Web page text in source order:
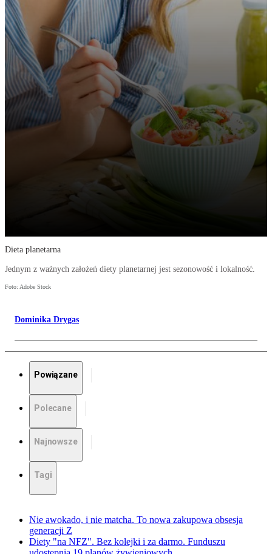
Dieta planetarna
Jednym z ważnych założeń diety planetarnej jest sezonowość i lokalność.
Foto: Adobe Stock
Dominika Drygas
Powiązane
Polecane
Najnowsze
Tagi
Nie awokado, i nie matcha. To nowa zakupowa obsesja
generacji Z
Diety "na NFZ". Bez kolejki i za darmo. Funduszu